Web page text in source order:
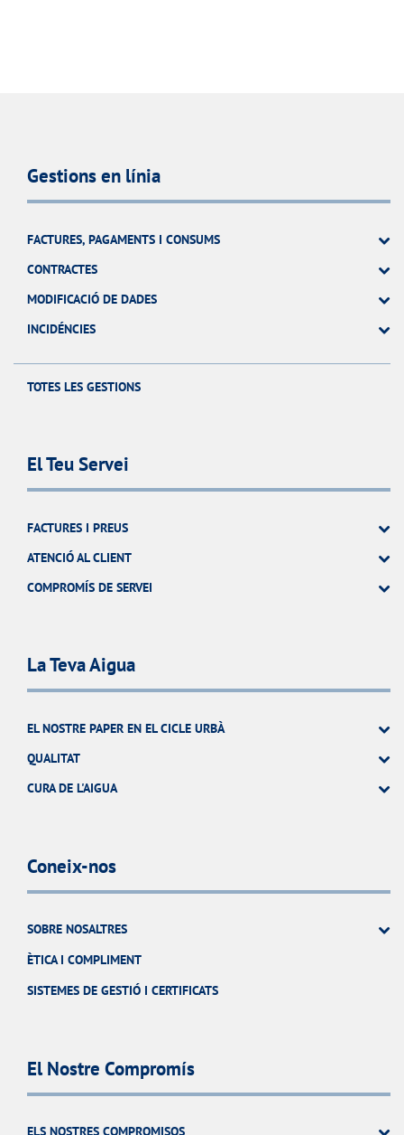
Gestions en línia
FACTURES, PAGAMENTS I CONSUMS
CONTRACTES
MODIFICACIÓ DE DADES
INCIDÉNCIES
TOTES LES GESTIONS
El Teu Servei
FACTURES I PREUS
ATENCIÓ AL CLIENT
COMPROMÍS DE SERVEI
La Teva Aigua
EL NOSTRE PAPER EN EL CICLE URBÀ
QUALITAT
CURA DE L'AIGUA
Coneix-nos
SOBRE NOSALTRES
ÈTICA I COMPLIMENT
SISTEMES DE GESTIÓ I CERTIFICATS
El Nostre Compromís